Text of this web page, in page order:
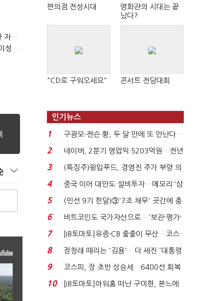
(정기여론조사)③2순위, 10명 중 4명 '송영길'…정청래 '한 자릿수'
(정기여론조사)④최고위원 최민희·박선원 '양강'…서미화·이성윤·임미애 뒤이어
편의점 전성시대
영화관의 시대는 끝
났다?
"CD로 구워오세요" 콘서트 전당대회
인기뉴스
1
구광모-젠슨 황, 두 달 만에 또 만난다…
로봇·AI 등 논...
2
네이버, 2분기 영업익 5203억원…전년
비 0.2% 감소...
3
(특징주)윙입푸드, 경영진 주가 부양 의
지에 상한가...
4
중국 이어 대만도 설비투자…메모리 ‘삼
국전쟁’
5
(민선 9기 한달)③'7조 채무' 곳간에 충
격…추미애, 20년...
6
비트코인도 국가자산으로…'보관·평가·
처분' 기준은 ...
7
[IB토마토]유증·CB 줄줄이 무산…코스
닥 벌점 급증에 ...
8
정청래 때리는 '김용'…더 세진 '대통령
최측근' 입...
9
코스피, 장 초반 상승세…6400선 회복
시도
10
[IB토마토]아워홈 떠난 구미현, 본느에